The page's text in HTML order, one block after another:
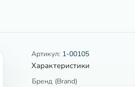
Артикул: 1-00105
Характеристики
Бренд (Brand)